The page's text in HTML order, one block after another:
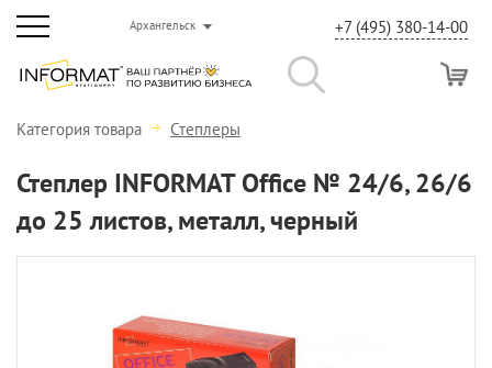
Архангельск +7 (495) 380-14-00
Категория товара Степлеры
Степлер INFORMAT Office № 24/6, 26/6
до 25 листов, металл, черный